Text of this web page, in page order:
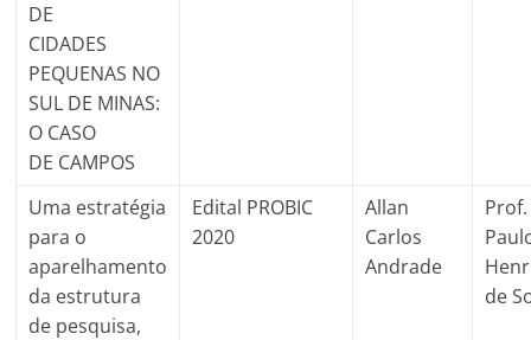
DE
CIDADES
PEQUENAS NO
SUL DE MINAS:
O CASO
DE CAMPOS
Uma estratégia
para o
aparelhamento
da estrutura
de pesquisa,
Edital PROBIC
2020
Allan
Carlos
Andrade
de